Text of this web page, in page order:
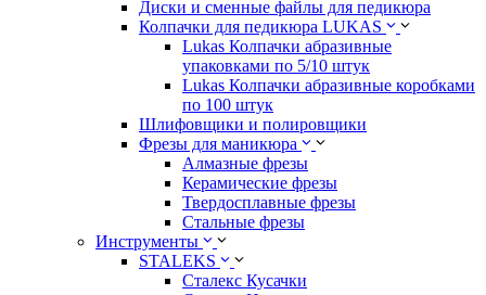
Диски и сменные файлы для педикюра
Колпачки для педикюра LUKAS
Lukas Колпачки абразивные
упаковками по 5/10 штук
Lukas Колпачки абразивные коробками
по 100 штук
Шлифовщики и полировщики
Фрезы для маникюра
Алмазные фрезы
Керамические фрезы
Твердосплавные фрезы
Стальные фрезы
Инструменты
STALEKS
Сталекс Кусачки